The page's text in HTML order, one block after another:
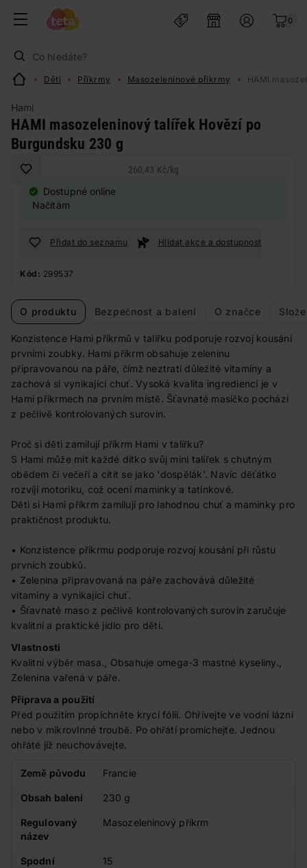
0
Děti Příkrmy Masozeleninové příkrmy HAMI
Hami
HAMI masozeleninový talířek Hovězí po
Burgundsku 230 g
260,43 Kč/kg
Dostupné online
Načítám
Přidat do seznamu Hlídat akce a dostupnost
Kód: 299537
O produktu Bezpečnost a balení O značce
Konzistence Hami příkrmů v talířku podporuje rozvoj kousání
prvními zoubky. Hami příkrm obsahuje zeleninu
připravovanou na páře, čímž neztratí důležité vitamíny a
zachová si vynikající chuť. Vysoká kvalita ingrediencí je v
Hami příkrmech na prvním místě. Šťavnaté masíčko pochází
z pečlivě kontrolovaných surovin.
Proč si děti zamilují příkrm Hami v talířku?
S Hami může mít každé dítko svůj mini talířek s chutným
obědem či večeří a cítit se jako 'dospělák'. Navíc děťátko
rozvíjí motoriku, což ocení maminky a tatínkové.
Děti si Hami příkrm zamilují pro lahodnou chuť a maminky pro
praktičnost produktu.
• Konzistence příkrmu podporuje rozvoj kousání při růstu
prvních zoubků.
• Zelenina připravovaná na páře zachovává důležité
vitamíny a vynikající chuť.
• Šťavnaté maso z pečlivě kontrolovaných surovin zaručuje
kvalitní a praktické jídlo pro děti.
Vlastnosti
Kvalitní výběr masa., Obsahuje omega-3 mastné kyseliny.,
Zelenina vařená v páře.
Příprava a použití
Před použitím propíchněte krycí fólii. Ohřívejte ve vodní lázni
nebo v mikrovlnné troubě. Po ohřátí promíchejte. Jednou
ohřáté již neuchovávejte.
Země původu Francie
Obsah balení 230 g
Regulovaný
název
Masozeleninový příkrm
Spodní
15